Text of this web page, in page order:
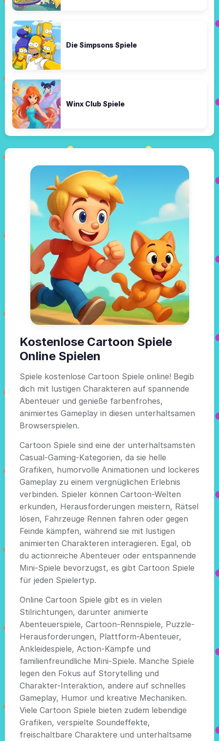
Die Simpsons Spiele
Winx Club Spiele
Kostenlose Cartoon Spiele
Online Spielen
Spiele kostenlose Cartoon Spiele online! Begib
dich mit lustigen Charakteren auf spannende
Abenteuer und genieße farbenfrohes,
animiertes Gameplay in diesen unterhaltsamen
Browserspielen.
Cartoon Spiele sind eine der unterhaltsamsten
Casual-Gaming-Kategorien, da sie helle
Grafiken, humorvolle Animationen und lockeres
Gameplay zu einem vergnüglichen Erlebnis
verbinden. Spieler können Cartoon-Welten
erkunden, Herausforderungen meistern, Rätsel
lösen, Fahrzeuge Rennen fahren oder gegen
Feinde kämpfen, während sie mit lustigen
animierten Charakteren interagieren. Egal, ob
du actionreiche Abenteuer oder entspannende
Mini-Spiele bevorzugst, es gibt Cartoon Spiele
für jeden Spielertyp.
Online Cartoon Spiele gibt es in vielen
Stilrichtungen, darunter animierte
Abenteuerspiele, Cartoon-Rennspiele, Puzzle-
Herausforderungen, Plattform-Abenteuer,
Ankleidespiele, Action-Kämpfe und
familienfreundliche Mini-Spiele. Manche Spiele
legen den Fokus auf Storytelling und
Charakter-Interaktion, andere auf schnelles
Gameplay, Humor und kreative Mechaniken.
Viele Cartoon Spiele bieten zudem lebendige
Grafiken, verspielte Soundeffekte,
freischaltbare Charaktere und unterhaltsame